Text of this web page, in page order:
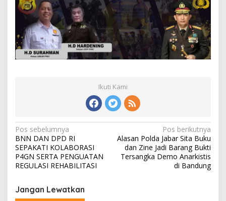
Ikuti Kami
Navigasi
pos
Pos sebelumnya
BNN DAN DPD RI
SEPAKATI KOLABORASI
P4GN SERTA PENGUATAN
REGULASI REHABILITASI
Pos berikutnya
Alasan Polda Jabar Sita Buku
dan Zine Jadi Barang Bukti
Tersangka Demo Anarkistis
di Bandung
Jangan Lewatkan